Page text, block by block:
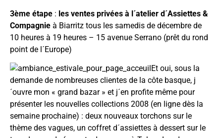
3ème étape : les ventes privées à l´atelier d´Assiettes &
Compagnie à Biarritz tous les samedis de décembre de
10 heures à 19 heures – 15 avenue Serrano (prêt du rond
point de l´Europe)
Et oui, sous la
demande de nombreuses clientes de la côte basque, j
´ouvre mon « grand bazar » et j´en profite même pour
présenter les nouvelles collections 2008 (en ligne dès la
semaine prochaine) : deux nouveaux torchons sur le
thème des vagues, un coffret d´assiettes à dessert sur le